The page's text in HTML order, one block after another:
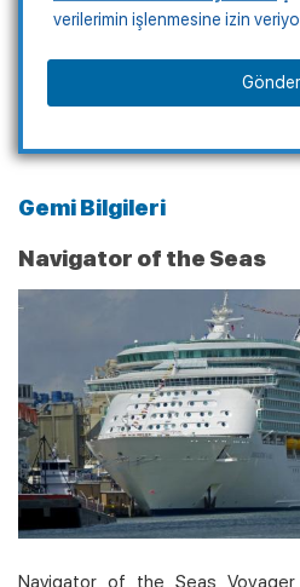
verilerimin işlenmesine izin
Gönder
Gemi Bilgileri
Navigator of the Seas
Navigator of the Seas Voyager